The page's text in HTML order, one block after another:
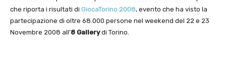
che riporta i risultati di GiocaTorino 2008, evento che ha visto la
partecipazione di oltre 68.000 persone nel weekend del 22 e 23
Novembre 2008 all’8 Gallerydi Torino.